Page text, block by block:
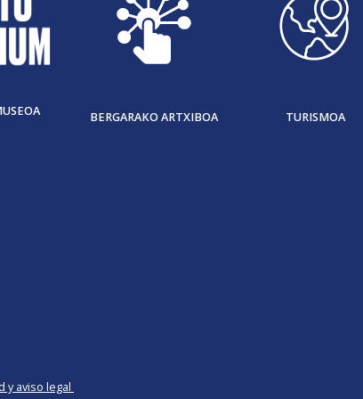
BERGARAKO ARTXIBOA TURISMOA
y aviso legal